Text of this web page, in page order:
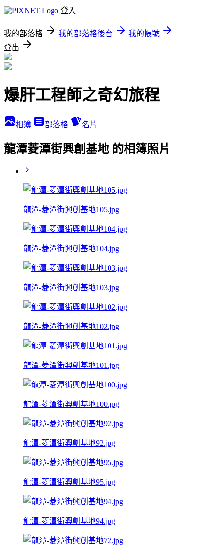
登入
我的部落格 我的部落格後台
我的帳號
登出
爆肝工程師之奇幻旅程
相簿 部落格 名片
龍潭菱潭街興創基地 的相簿照片
龍潭-菱潭街興創基地105.jpg
龍潭-菱潭街興創基地104.jpg
龍潭-菱潭街興創基地103.jpg
龍潭-菱潭街興創基地102.jpg
龍潭-菱潭街興創基地101.jpg
龍潭-菱潭街興創基地100.jpg
龍潭-菱潭街興創基地92.jpg
龍潭-菱潭街興創基地95.jpg
龍潭-菱潭街興創基地94.jpg